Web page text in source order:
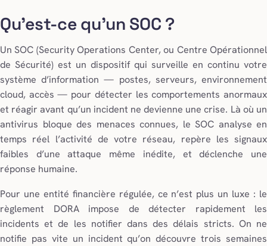
Qu’est-ce qu’un SOC ?
Un SOC (Security Operations Center, ou Centre Opérationnel
de Sécurité) est un dispositif qui surveille en continu votre
système d’information — postes, serveurs, environnement
cloud, accès — pour détecter les comportements anormaux
et réagir avant qu’un incident ne devienne une crise. Là où un
antivirus bloque des menaces connues, le SOC analyse en
temps réel l’activité de votre réseau, repère les signaux
faibles d’une attaque même inédite, et déclenche une
réponse humaine.
Pour une entité financière régulée, ce n’est plus un luxe : le
règlement DORA impose de détecter rapidement les
incidents et de les notifier dans des délais stricts. On ne
notifie pas vite un incident qu’on découvre trois semaines